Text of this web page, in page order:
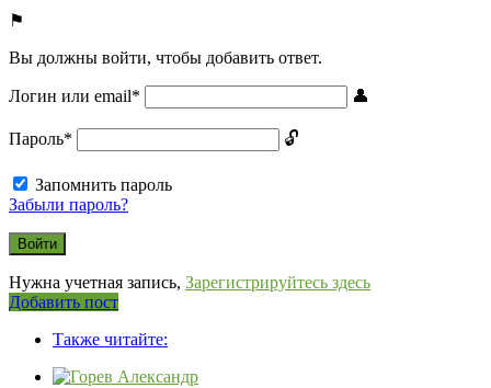
Вы должны войти, чтобы добавить ответ.
Логин или email*
Пароль*
Запомнить пароль
Забыли пароль?
Нужна учетная запись, Зарегистрируйтесь здесь
Боковая
Добавить пост
120x600Также читайте: